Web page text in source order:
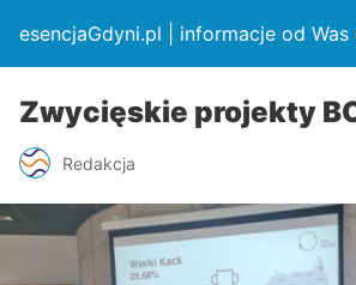
esencjaGdyni.pl | informacje od Was
Zwycięskie projekty
Redakcja